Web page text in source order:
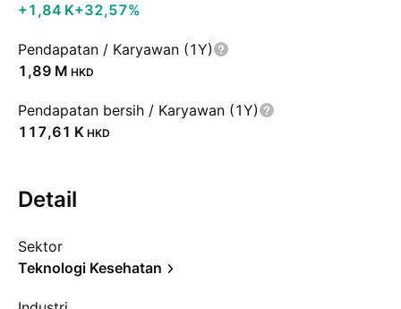
‪+1,84 K‬+32,57%
Pendapatan / Karyawan (1Y)
‪1,89 M‬ HKD
Pendapatan bersih / Karyawan (1Y)
‪117,61 K‬ HKD
Detail
Sektor
Teknologi Kesehatan